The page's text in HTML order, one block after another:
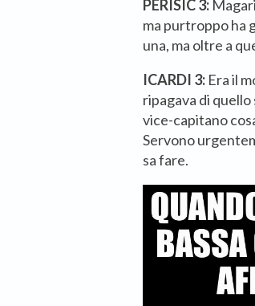
PERISIC 3:
ma purtroppo ha
una, ma oltre a
ICARDI 3: Era il
ripagava di quello
vice-capitano
Servono
sa fare.